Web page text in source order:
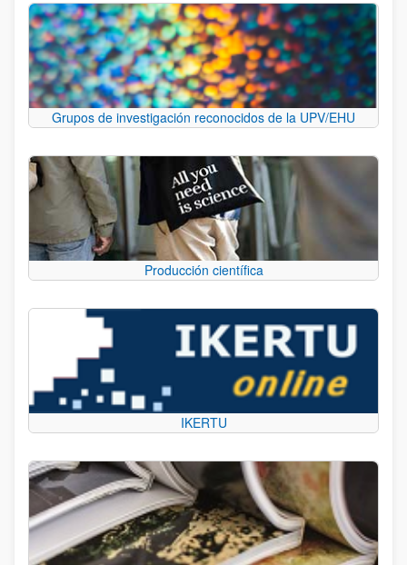
Grupos de investigación reconocidos de la UPV/EHU
Producción científica
IKERTU